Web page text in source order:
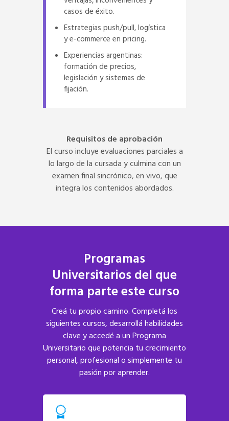
casos de éxito.
Estrategias push/pull, logística
y e-commerce en pricing.
Experiencias argentinas:
formación de precios,
legislación y sistemas de
fijación.
Requisitos de aprobación
El curso incluye evaluaciones parciales a
lo largo de la cursada y culmina con un
examen final sincrónico, en vivo, que
integra los contenidos abordados.
Programas
Universitarios del que
forma parte este curso
Creá tu propio camino. Completá los
siguientes cursos, desarrollá habilidades
clave y accedé a un Programa
Universitario que potencia tu crecimiento
personal, profesional o simplemente tu
pasión por aprender.